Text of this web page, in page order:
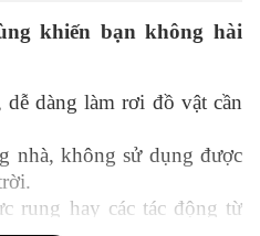
khiến bạn không hài
dàng làm rơi đồ vật cần
nhà, không sử dụng được
rung hay các tác động từ